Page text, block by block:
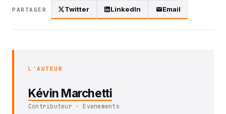
PARTAGER Twitter LinkedIn Email
L'AUTEUR
Kévin Marchetti
Contributeur · Evenements